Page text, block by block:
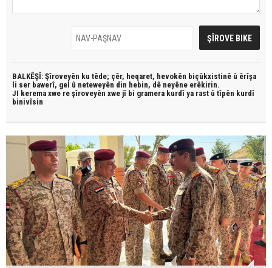
BALKÊŞÎ: Şîroveyên ku têde; çêr, heqaret, hevokên biçûkxistinê û êrîşa
li ser bawerî, gel û neteweyên din hebin, dê neyêne erêkirin.
JI kerema xwe re şîroveyên xwe jî bi gramera kurdî ya rast û tîpên kurdî
binivîsin